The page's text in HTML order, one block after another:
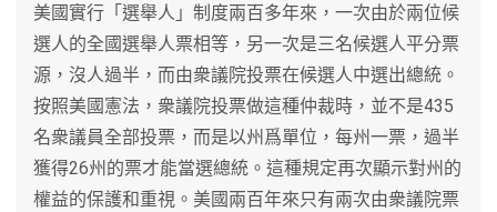
美國實行「選舉人」制度兩百多年來，一次由於兩位候
選人的全國選舉人票相等，另一次是三名候選人平分票
源，沒人過半，而由衆議院投票在候選人中選出總統。
按照美國憲法，衆議院投票做這種仲裁時，並不是435
名衆議員全部投票，而是以州爲單位，每州一票，過半
獲得26州的票才能當選總統。這種規定再次顯示對州的
權益的保護和重視。美國兩百年來只有兩次由衆議院票